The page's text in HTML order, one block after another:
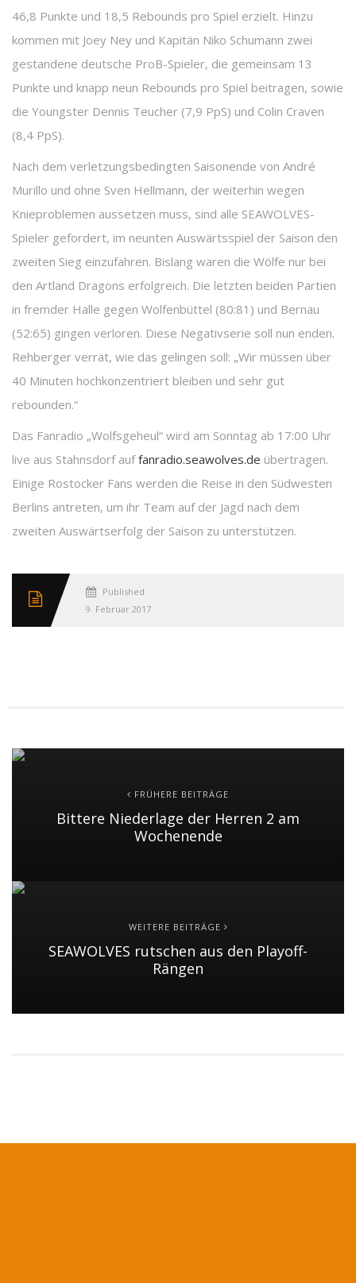
46,8 Punkte und 18,5 Rebounds pro Spiel erzielt. Hinzu
kommen mit Joey Ney und Kapitän Niko Schumann zwei
gestandene deutsche ProB-Spieler, die gemeinsam 13
Punkte und knapp neun Rebounds pro Spiel beitragen, sowie
die Youngster Dennis Teucher (7,9 PpS) und Colin Craven
(8,4 PpS).
Nach dem verletzungsbedingten Saisonende von André
Murillo und ohne Sven Hellmann, der weiterhin wegen
Knieproblemen aussetzen muss, sind alle SEAWOLVES-
Spieler gefordert, im neunten Auswärtsspiel der Saison den
zweiten Sieg einzufahren. Bislang waren die Wölfe nur bei
den Artland Dragons erfolgreich. Die letzten beiden Partien
in fremder Halle gegen Wolfenbüttel (80:81) und Bernau
(52:65) gingen verloren. Diese Negativserie soll nun enden.
Rehberger verrät, wie das gelingen soll: „Wir müssen über
40 Minuten hochkonzentriert bleiben und sehr gut
rebounden.“
Das Fanradio „Wolfsgeheul“ wird am Sonntag ab 17:00 Uhr
live aus Stahnsdorf auffanradio.seawolves.de übertragen.
Einige Rostocker Fans werden die Reise in den Südwesten
Berlins antreten, um ihr Team auf der Jagd nach dem
zweiten Auswärtserfolg der Saison zu unterstützen.
Published
9. Februar 2017
FRÜHERE BEITRÄGE
Bittere Niederlage der Herren 2 am
Wochenende
WEITERE BEITRÄGE
SEAWOLVES rutschen aus den Playoff-
Rängen